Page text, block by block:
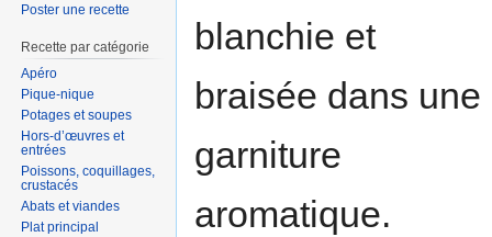
blanchie et
braisée dans une
garniture
aromatique.
Poster une recette
Recette par catégorie
Apéro
Pique-nique
Potages et soupes
Hors-d’œuvres et
entrées
Poissons, coquillages,
crustacés
Abats et viandes
Plat principal